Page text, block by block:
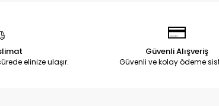
elinize ulaşır.
Güvenli Alışveriş
Güvenli ve kolay ödeme